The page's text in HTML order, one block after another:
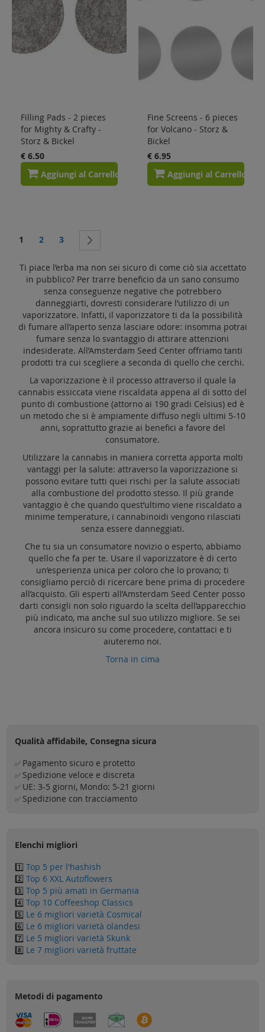
Filling Pads - 2 pieces
for Mighty & Crafty -
Storz & Bickel
€ 6.50
Aggiungi al Carrello
Fine Screens - 6 pieces
for Volcano - Storz &
Bickel
€ 6.95
Aggiungi al Carrello
Pagina
Attualmente stai leggendo la pagina
1 Pagina
2 Pagina
3
Ti piace l’erba ma non sei sicuro di come ciò sia accettato
in pubblico? Per trarre beneficio da un sano consumo
senza conseguenze negative che potrebbero
danneggiarti, dovresti considerare l’utilizzo di un
vaporizzatore. Infatti, il vaporizzatore ti da la possibilità
di fumare all’aperto senza lasciare odore: insomma potrai
fumare senza lo svantaggio di attirare attenzioni
indesiderate. All’Amsterdam Seed Center offriamo tanti
prodotti tra cui scegliere a seconda di quello che cerchi.
La vaporizzazione è il processo attraverso il quale la
cannabis essiccata viene riscaldata appena al di sotto del
punto di combustione (attorno ai 190 gradi Celsius) ed è
un metodo che si è ampiamente diffuso negli ultimi 5-10
anni, soprattutto grazie ai benefici a favore del
consumatore.
Utilizzare la cannabis in maniera corretta apporta molti
vantaggi per la salute: attraverso la vaporizzazione si
possono evitare tutti quei rischi per la salute associati
alla combustione del prodotto stesso. Il più grande
vantaggio è che quando quest’ultimo viene riscaldato a
minime temperature, i cannabinoidi vengono rilasciati
senza essere danneggiati.
Che tu sia un consumatore novizio o esperto, abbiamo
quello che fa per te. Usare il vaporizzatore è di certo
un’esperienza unica per coloro che lo provano; ti
consigliamo perciò di ricercare bene prima di procedere
all’acquisto. Gli esperti all’Amsterdam Seed Center posso
darti consigli non solo riguardo la scelta dell’apparecchio
più indicato, ma anche sul suo utilizzo migliore. Se sei
ancora insicuro su come procedere, contattaci e ti
aiuteremo noi.
Torna in cima
Qualità affidabile, Consegna sicura
✅ Pagamento sicuro e protetto
✅ Spedizione veloce e discreta
✅ UE: 3-5 giorni, Mondo: 5-21 giorni
✅ Spedizione con tracciamento
Elenchi migliori
1️⃣ Top 5 per l'hashish
2️⃣ Top 6 XXL Autoflowers
3️⃣ Top 5 più amati in Germania
4️⃣ Top 10 Coffeeshop Classics
5️⃣ Le 6 migliori varietà Cosmical
6️⃣ Le 6 migliori varietà olandesi
7️⃣ Le 5 migliori varietà Skunk
8️⃣ Le 7 migliori varietà fruttate
Metodi di pagamento